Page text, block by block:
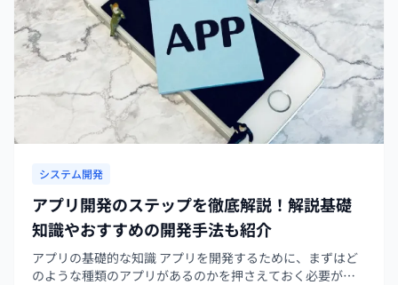
システム開発
アプリ開発のステップを徹底解説！解説基礎
知識やおすすめの開発手法も紹介
アプリの基礎的な知識 アプリを開発するために、まずはど
のような種類のアプリがあるのかを押さえておく必要があ